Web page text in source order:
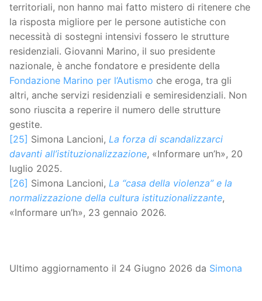
territoriali, non hanno mai fatto mistero di ritenere che
la risposta migliore per le persone autistiche con
necessità di sostegni intensivi fossero le strutture
residenziali. Giovanni Marino, il suo presidente
nazionale, è anche fondatore e presidente della
Fondazione Marino per l’Autismo che eroga, tra gli
altri, anche servizi residenziali e semiresidenziali. Non
sono riuscita a reperire il numero delle strutture
gestite.
[25] Simona Lancioni, La forza di scandalizzarci
davanti all’istituzionalizzazione, «Informare un’h», 20
luglio 2025.
[26] Simona Lancioni, La “casa della violenza” e la
normalizzazione della cultura istituzionalizzante,
«Informare un’h», 23 gennaio 2026.
Ultimo aggiornamento il 24 Giugno 2026 da Simona